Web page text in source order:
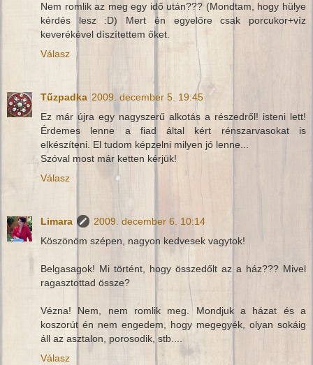
Nem romlik az meg egy idő után??? (Mondtam, hogy hülye
kérdés lesz :D) Mert én egyelőre csak porcukor+víz
keverékével díszítettem őket.
Válasz
Tűzpadka 2009. december 5. 19:45
Ez már újra egy nagyszerű alkotás a részedről! isteni lett!
Érdemes lenne a fiad által kért rénszarvasokat is
elkészíteni. El tudom képzelni milyen jó lenne...
Szóval most már ketten kérjük!
Válasz
Limara
2009. december 6. 10:14
Köszönöm szépen, nagyon kedvesek vagytok!
Belgasagok! Mi történt, hogy összedőlt az a ház??? Mivel
ragasztottad össze?
Vézna! Nem, nem romlik meg. Mondjuk a házat és a
koszorút én nem engedem, hogy megegyék, olyan sokáig
áll az asztalon, porosodik, stb....
Válasz